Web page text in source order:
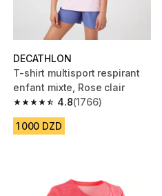
DECATHLON
T-shirt multisport respirant
enfant mixte, Rose clair
4.8
4.8 out of 5 stars from 1766
(1766)
1 000 DZD